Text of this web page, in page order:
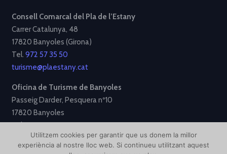
Consell Comarcal del Pla de l’Estany
Carrer Catalunya, 48
17820 Banyoles (Girona)
Tel. 972 57 35 50
turisme@plaestany.cat
Oficina de Turisme de Banyoles
Passeig Darder, Pesquera nº10
17820 Banyoles
Tel.972 58 34 70
turisme@ajbanyoles.org
Utilitzem cookies per garantir que us donem la millor
experiència al nostre lloc web. Si continueu utilitzant aquest